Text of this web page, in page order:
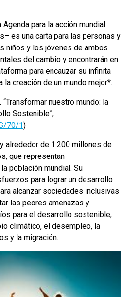
para la acción mundial
es una carta para las personas y
niños y los jóvenes de ambos
del cambio y encontrarán en
para encauzar su infinita
creación de un mundo mejor*.
nuestro mundo: la
Sostenible”,
70/1)
alrededor de 1.200 millones de
que representan
población mundial. Su
para lograr un desarrollo
alcanzar sociedades inclusivas
las peores amenazas y
para el desarrollo sostenible,
climático, el desempleo, la
y la migración.